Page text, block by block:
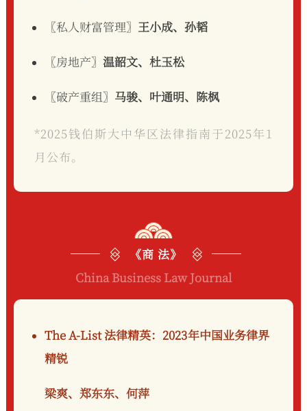
〖私人财富管理〗 王小成、孙韬
〖房地产〗 温韶文、杜玉松
〖破产重组〗 马骏、叶通明、陈枫
*2025钱伯斯大中华区法律指南于2025年1
月公布。
《商 法》
China Business Law Journal
The A-List 法律精英：2023年中国业务律界
精锐
梁爽、郑东东、何萍